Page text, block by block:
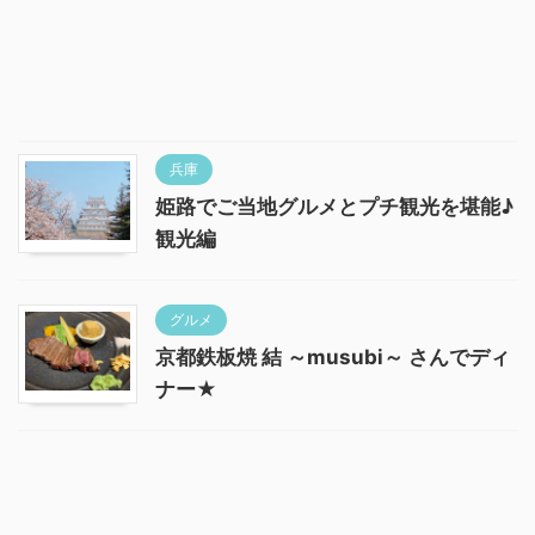
兵庫
姫路でご当地グルメとプチ観光を堪能♪
観光編
グルメ
京都鉄板焼 結 ～musubi～ さんでディ
ナー★